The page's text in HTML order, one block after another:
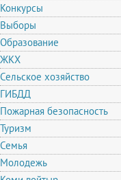
Конкурсы
Выборы
Образование
ЖКХ
Сельское хозяйство
ГИБДД
Пожарная безопасность
Туризм
Семья
Молодежь